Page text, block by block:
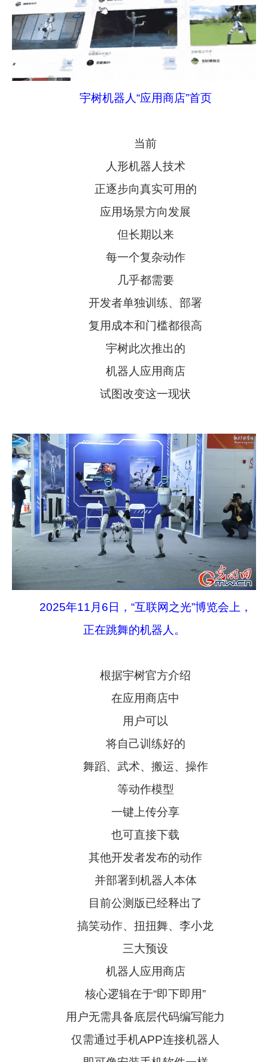
宇树机器人“应用商店”首页
当前
人形机器人技术
正逐步向真实可用的
应用场景方向发展
但长期以来
每一个复杂动作
几乎都需要
开发者单独训练、部署
复用成本和门槛都很高
宇树此次推出的
机器人应用商店
试图改变这一现状
2025年11月6日，“互联网之光”博览会上，
正在跳舞的机器人。
根据宇树官方介绍
在应用商店中
用户可以
将自己训练好的
舞蹈、武术、搬运、操作
等动作模型
一键上传分享
也可直接下载
其他开发者发布的动作
并部署到机器人本体
目前公测版已经释出了
搞笑动作、扭扭舞、李小龙
三大预设
机器人应用商店
核心逻辑在于“即下即用”
用户无需具备底层代码编写能力
仅需通过手机APP连接机器人